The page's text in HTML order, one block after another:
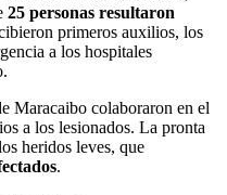
25 personas resultaron
primeros auxilios, los
a los hospitales
Maracaibo colaboraron en el
a los lesionados. La pronta
heridos leves, que
.